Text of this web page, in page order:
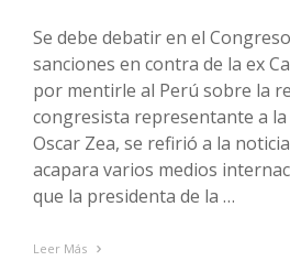
Se debe debatir en el
sanciones en contra de la ex
por mentirle al Perú sobre la
congresista representante a
Oscar Zea, se refirió a la
acapara varios medios
que la presidenta de la …
Leer Más